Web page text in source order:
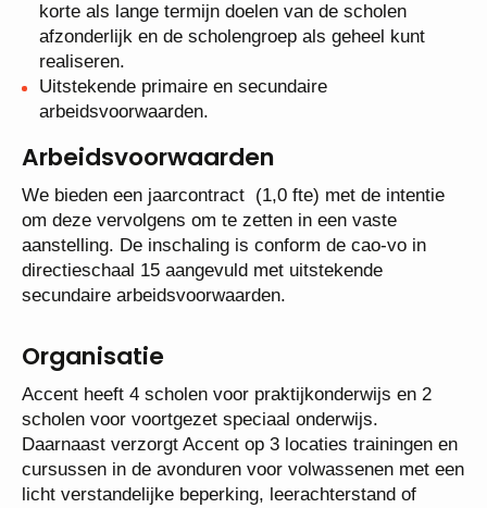
Een verantwoordelijke functie waarin door nauwe
samenwerking met de vestigingsdirecties zowel
de korte als lange termijn doelen van de scholen
afzonderlijk en de scholengroep als geheel kunt
realiseren.
arbeidsvoorwaarden.
Arbeidsvoorwaarden
We bieden een jaarcontract (1,0 fte) met de intentie
om deze vervolgens om te zetten in een vaste
aanstelling. De inschaling is conform de cao-vo in
secundaire arbeidsvoorwaarden.
Organisatie
Accent heeft 4 scholen voor praktijkonderwijs en 2
scholen voor voortgezet speciaal onderwijs.
Daarnaast verzorgt Accent op 3 locaties trainingen